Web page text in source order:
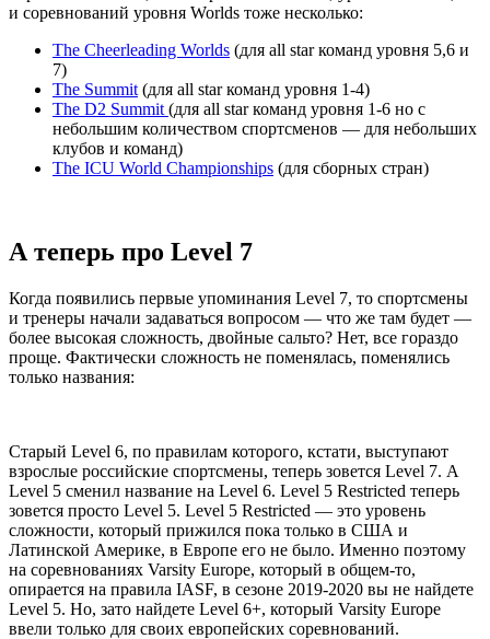
и соревнований уровня Worlds тоже несколько:
The Cheerleading Worlds (для all star команд уровня 5,6 и
7)
The Summit (для all star команд уровня 1-4)
The D2 Summit (для all star команд уровня 1-6 но с
небольшим количеством спортсменов — для небольших
клубов и команд)
The ICU World Championships (для сборных стран)
А теперь про Level 7
Когда появились первые упоминания Level 7, то спортсмены
и тренеры начали задаваться вопросом — что же там будет —
более высокая сложность, двойные сальто? Нет, все гораздо
проще. Фактически сложность не поменялась, поменялись
только названия:
Старый Level 6, по правилам которого, кстати, выступают
взрослые российские спортсмены, теперь зовется Level 7. А
Level 5 сменил название на Level 6. Level 5 Restricted теперь
зовется просто Level 5. Level 5 Restricted — это уровень
сложности, который прижился пока только в США и
Латинской Америке, в Европе его не было. Именно поэтому
на соревнованиях Varsity Europe, который в общем-то,
опирается на правила IASF, в сезоне 2019-2020 вы не найдете
Level 5. Но, зато найдете Level 6+, который Varsity Europe
ввели только для своих европейских соревнований.